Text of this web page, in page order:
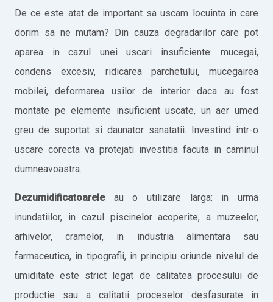
De ce este atat de important sa uscam locuinta in care
dorim sa ne mutam? Din cauza degradarilor care pot
aparea in cazul unei uscari insuficiente: mucegai,
condens excesiv, ridicarea parchetului, mucegairea
mobilei, deformarea usilor de interior daca au fost
montate pe elemente insuficient uscate, un aer umed
greu de suportat si daunator sanatatii. Investind intr-o
uscare corecta va protejati investitia facuta in caminul
dumneavoastra.
Dezumidificatoareleau o utilizare larga: in urma
inundatiilor, in cazul piscinelor acoperite, a muzeelor,
arhivelor, cramelor, in industria alimentara sau
farmaceutica, in tipografii, in principiu oriunde nivelul de
umiditate este strict legat de calitatea procesului de
productie sau a calitatii proceselor desfasurate in